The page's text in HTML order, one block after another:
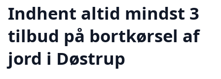
Indhent altid mindst 3
tilbud på bortkørsel af
jord i Døstrup